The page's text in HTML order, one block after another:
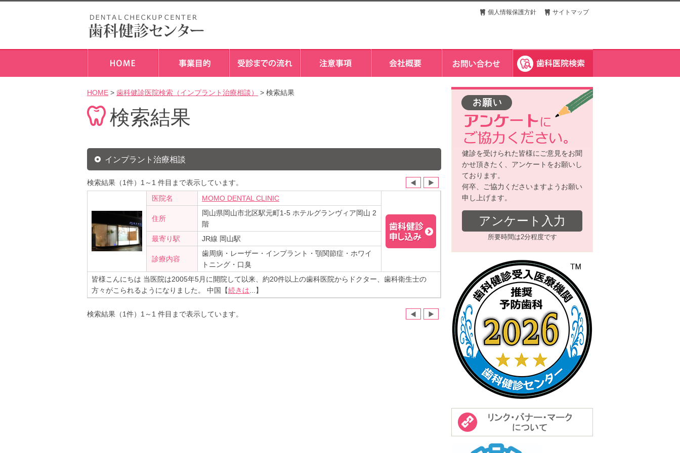
個人情報保護方針 サイトマップ
HOME > 歯科健診医院検索（インプラント治療相談） > 検索結果
検索結果
インプラント治療相談
検索結果（1件）1～1 件目まで表示しています。
医院名
MOMO DENTAL CLINIC
住所
岡山県岡山市北区駅元町1-5 ホテルグランヴィア岡山 2
階
最寄り駅
JR線 岡山駅
診療内容
歯周病・レーザー・インプラント・顎関節症・ホワイ
トニング・口臭
皆様こんにちは 当医院は2005年5月に開院して以来、約20件以上の歯科医院からドクター、歯科衛生士の
方々がこられるようになりました。 中国【続きは...】
検索結果（1件）1～1 件目まで表示しています。
健診を受けられた皆様にご意見をお聞
かせ頂きたく、アンケートをお願いし
ております。
何卒、ご協力くださいますようお願い
申し上げます。
アンケート入力
所要時間は2分程度です